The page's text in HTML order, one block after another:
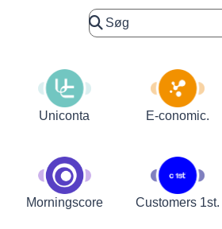
Uniconta E-conomic.
Morningscore Customers 1st.